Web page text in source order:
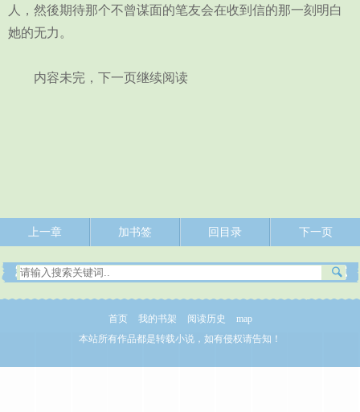
人，然後期待那个不曾谋面的笔友会在收到信的那一刻明白
她的无力。
内容未完，下一页继续阅读
上一章 加书签 回目录 下一页
首页 我的书架 阅读历史
map
本站所有作品都是转载小说，如有侵权请告知！